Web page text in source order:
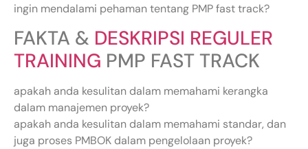
ingin mendalami pehaman tentang PMP fast track?
FAKTA & DESKRIPSI REGULER
TRAINING PMP FAST TRACK
apakah anda kesulitan dalam memahami kerangka
dalam manajemen proyek?
apakah anda kesulitan dalam memahami standar, dan
juga proses PMBOK dalam pengelolaan proyek?